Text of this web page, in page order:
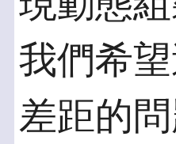
我們希
差距的